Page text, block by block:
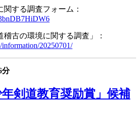
する調査フォーム ：
稽古の環境に関する調査」
：
20250701/
分
剣道教育奨励賞」候補